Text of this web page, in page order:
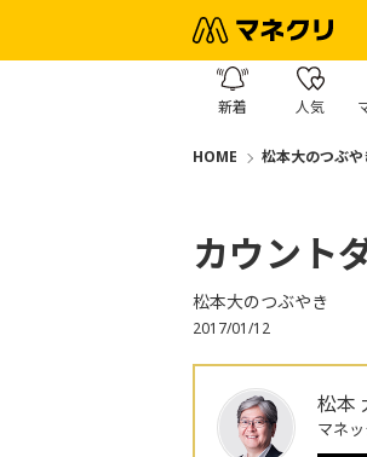
新着 人気
HOME 松本大のつぶや
カウント
松本大のつぶやき
2017/01/12
松本
マネ